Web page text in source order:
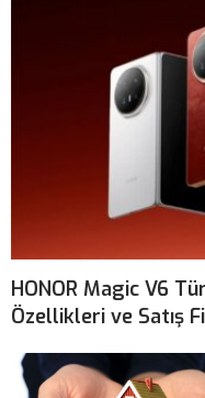
HONOR Magic V6
Özellikleri ve Satış